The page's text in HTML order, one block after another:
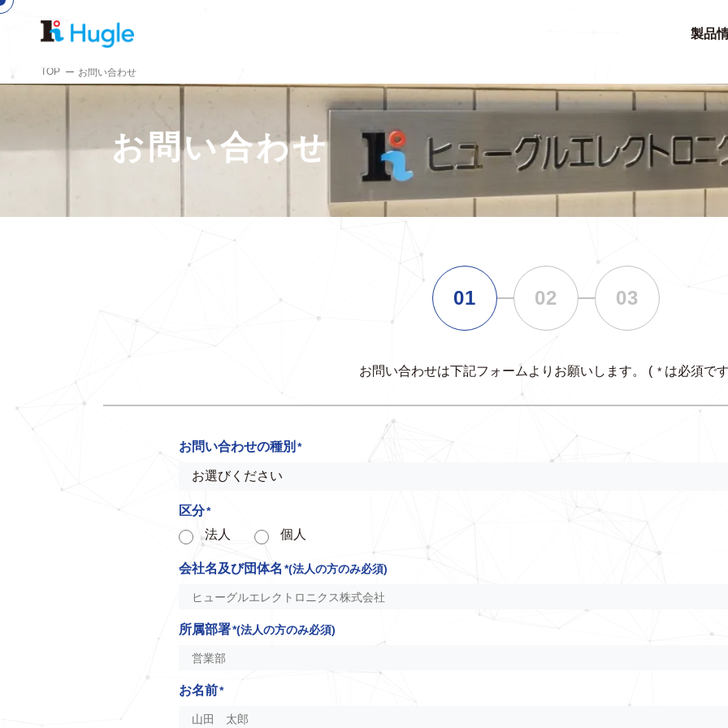
製品
TOP お問い合わせ
お問い合わせ
01 02 03
お問い合わせは下記フォームよりお願いします。 ( *は必須で
お問い合わせの種別 *
区分*
法人 個人
会社名及び団体名 *(法人の方のみ必須)
所属部署*(法人の方のみ必須)
お名前*